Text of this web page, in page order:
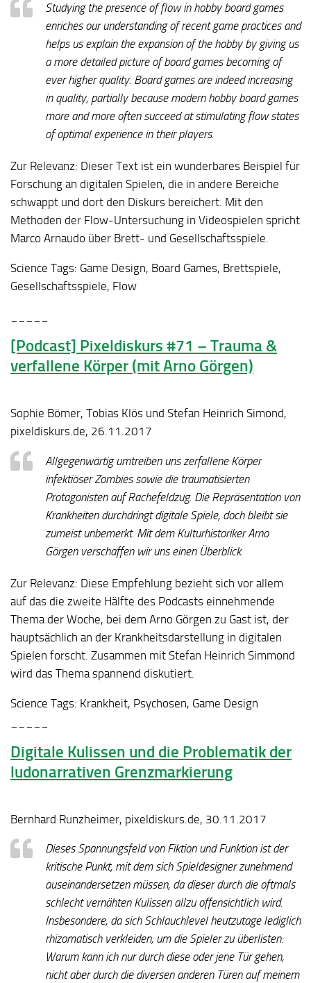
Studying the presence of flow in hobby board games
enriches our understanding of recent game practices and
helps us explain the expansion of the hobby by giving us
a more detailed picture of board games becoming of
ever higher quality. Board games are indeed increasing
in quality, partially because modern hobby board games
more and more often succeed at stimulating flow states
of optimal experience in their players.
Zur Relevanz: Dieser Text ist ein wunderbares Beispiel für
Forschung an digitalen Spielen, die in andere Bereiche
schwappt und dort den Diskurs bereichert. Mit den
Methoden der Flow-Untersuchung in Videospielen spricht
Marco Arnaudo über Brett- und Gesellschaftsspiele.
Science Tags: Game Design, Board Games, Brettspiele,
Gesellschaftsspiele, Flow
[Podcast] Pixeldiskurs #71 – Trauma &
verfallene Körper (mit Arno Görgen)
Sophie Bömer, Tobias Klös und Stefan Heinrich Simond,
pixeldiskurs.de, 26.11.2017
Allgegenwärtig umtreiben uns zerfallene Körper
infektiöser Zombies sowie die traumatisierten
Protagonisten auf Rachefeldzug. Die Repräsentation von
Krankheiten durchdringt digitale Spiele, doch bleibt sie
zumeist unbemerkt. Mit dem Kulturhistoriker Arno
Görgen verschaffen wir uns einen Überblick.
Zur Relevanz: Diese Empfehlung bezieht sich vor allem
auf das die zweite Hälfte des Podcasts einnehmende
Thema der Woche, bei dem Arno Görgen zu Gast ist, der
hauptsächlich an der Krankheitsdarstellung in digitalen
Spielen forscht. Zusammen mit Stefan Heinrich Simmond
wird das Thema spannend diskutiert.
Science Tags: Krankheit, Psychosen, Game Design
Digitale Kulissen und die Problematik der
ludonarrativen Grenzmarkierung
Bernhard Runzheimer, pixeldiskurs.de, 30.11.2017
Dieses Spannungsfeld von Fiktion und Funktion ist der
kritische Punkt, mit dem sich Spieldesigner zunehmend
auseinandersetzen müssen, da dieser durch die oftmals
schlecht vernähten Kulissen allzu offensichtlich wird.
Insbesondere, da sich Schlauchlevel heutzutage lediglich
rhizomatisch verkleiden, um die Spieler zu überlisten:
Warum kann ich nur durch diese oder jene Tür gehen,
nicht aber durch die diversen anderen Türen auf meinem